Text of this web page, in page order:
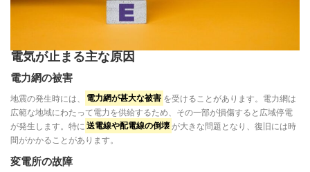
電気が止まる主な原因
電力網の被害
地震の発生時には、
電力網が甚大な被害 を受けることがあります。電力網は
広範な地域にわたって電力を供給するため、その一部が損傷すると広域停電
が発生します。特に 送電線や配電線の倒壊が大きな問題となり、復旧には時
間がかかることがあります。
変電所の故障